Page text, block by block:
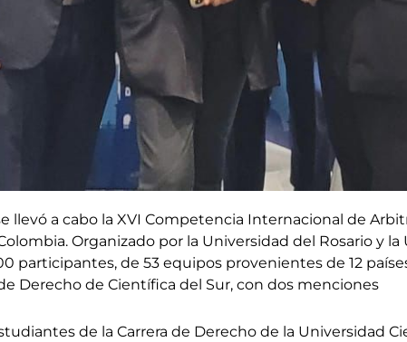
llevó a cabo la XVI Competencia Internacional de
Organizado por la Universidad del Rosario y
participantes, de 53 equipos provenientes de 12
Derecho de Científica del Sur, con dos menciones
de la Carrera de Derecho de la Universidad